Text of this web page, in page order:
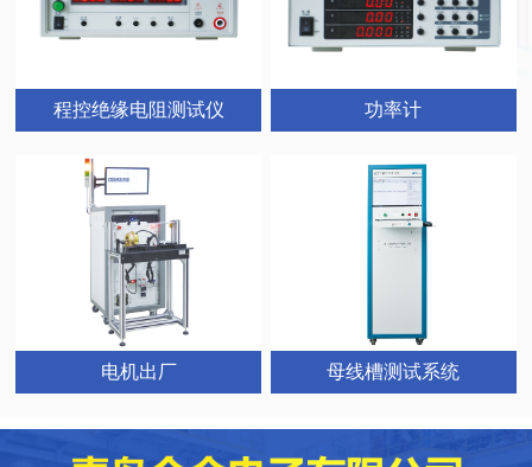
程控绝缘电阻测试仪 功率计
电机出厂 母线槽测试系统